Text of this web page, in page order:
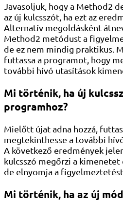
Javasoljuk, hogy a Method2
az új kulcsszót, ha ezt az
Alternatív megoldásként
Method2 metódust a
de ez nem mindig praktikus.
futtassa a programot, hogy
további hívó utasítások
Mi történik, ha új
programhoz?
Mielőtt újat adna hozzá,
megtekinthesse a további
A következő eredmények
kulcsszó megőrzi a
de elnyomja a figyelmeztetést.
Mi történik, ha az új